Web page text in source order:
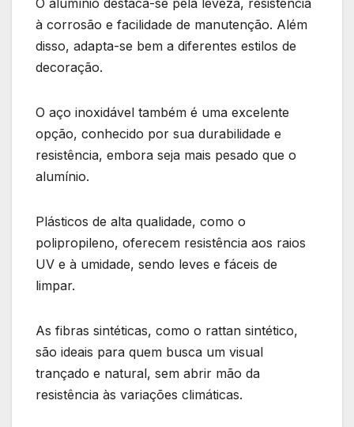
à corrosão e facilidade de manutenção. Além
disso, adapta-se bem a diferentes estilos de
decoração.
O aço inoxidável também é uma excelente
opção, conhecido por sua durabilidade e
resistência, embora seja mais pesado que o
alumínio.
Plásticos de alta qualidade, como o
polipropileno, oferecem resistência aos raios
UV e à umidade, sendo leves e fáceis de
limpar.
As fibras sintéticas, como o rattan sintético,
são ideais para quem busca um visual
trançado e natural, sem abrir mão da
resistência às variações climáticas.